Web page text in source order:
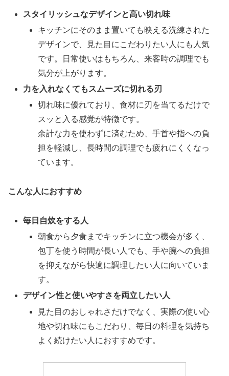
スタイリッシュなデザインと高い切れ味
キッチンにそのまま置いても映える洗練された
デザインで、見た目にこだわりたい人にも人気
です。日常使いはもちろん、来客時の調理でも
気分が上がります。
力を入れなくてもスムーズに切れる刃
切れ味に優れており、食材に刃を当てるだけで
スッと入る感覚が特徴です。
余計な力を使わずに済むため、手首や指への負
担を軽減し、長時間の調理でも疲れにくくなっ
ています。
こんな人におすすめ
毎日自炊をする人
朝食から夕食までキッチンに立つ機会が多く、
包丁を使う時間が長い人でも、手や腕への負担
を抑えながら快適に調理したい人に向いていま
す。
デザイン性と使いやすさを両立したい人
見た目のおしゃれさだけでなく、実際の使い心
地や切れ味にもこだわり、毎日の料理を気持ち
よく続けたい人におすすめです。